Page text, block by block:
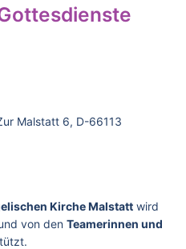
Malstatt 6, D-66113
Kirche Malstatt wird
von den Teamerinnen und